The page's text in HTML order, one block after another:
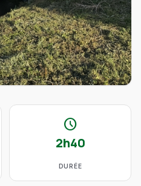
schedule
2h40
DURÉE